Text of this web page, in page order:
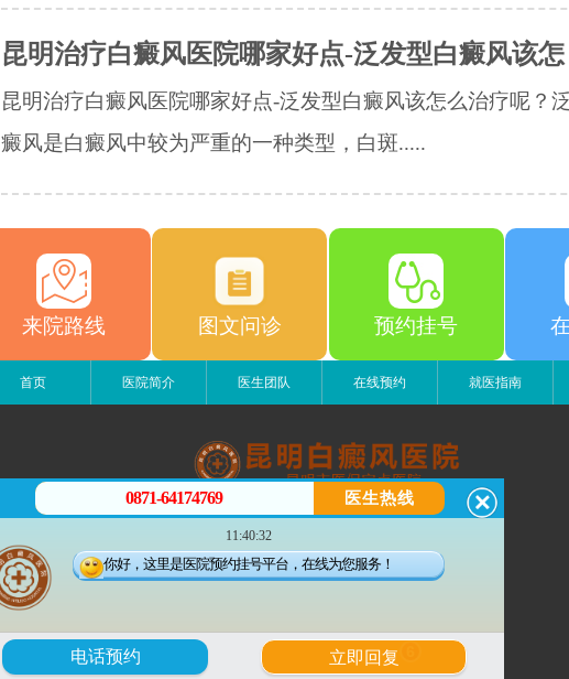
昆明治疗白癜风医院哪家好点-泛发型白癜风该怎
昆明治疗白癜风医院哪家好点-泛发型白癜风该怎么治疗呢？
癜风是白癜风中较为严重的一种类型，白斑.....
来院路线 图文问诊 预约挂号
首页 医院简介 医生团队 在线预约 就医指南
昆明白癜风医院
昆明市五华区护国路2号
版权所有：昆明白癜风医院
联系电话：18206873279
0871-64174769 医生热线
11:40:32
你好，这里是医院预约挂号平台，在线为您服务！
电话预约 立即回复